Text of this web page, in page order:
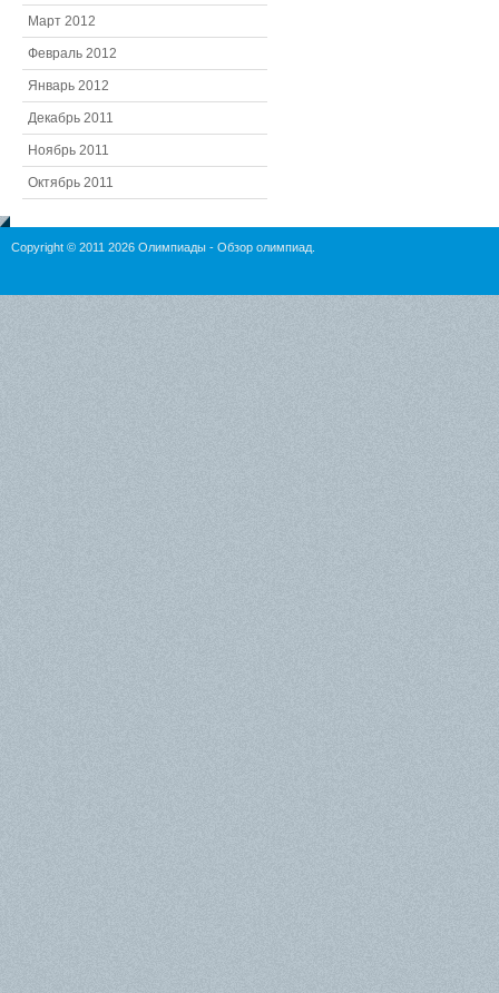
Март 2012
Февраль 2012
Январь 2012
Декабрь 2011
Ноябрь 2011
Октябрь 2011
Copyright © 2011 2026 Олимпиады - Обзор олимпиад.